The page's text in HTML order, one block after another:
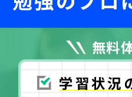
無料
学習状況